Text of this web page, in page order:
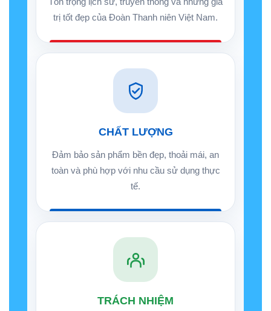
trị tốt đẹp của Đoàn Thanh niên Việt Nam.
CHẤT LƯỢNG
Đảm bảo sản phẩm bền đẹp, thoải mái, an
toàn và phù hợp với nhu cầu sử dụng thực
tế.
TRÁCH NHIỆM